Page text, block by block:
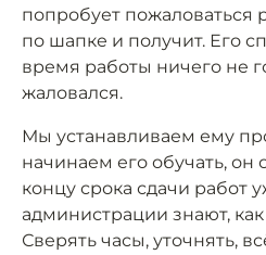
попробует пожаловаться
по шапке и получит. Его
время работы ничего не
жаловался.
Мы устанавливаем ему
начинаем его обучать, он
концу срока сдачи работ
администрации знают,
Сверять часы, уточнять,